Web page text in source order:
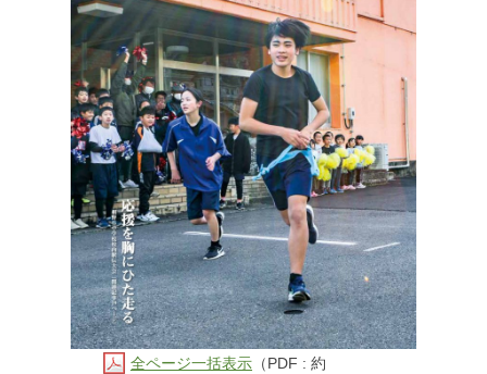
全ページ一括表示 （PDF : 約